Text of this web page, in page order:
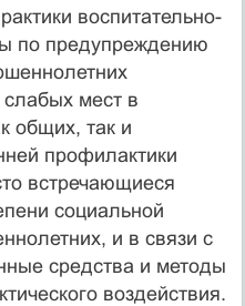
воспитательно-
по предупреждению
слабых мест в
общих, так и
профилактики
встречающиеся
социальной
и в связи с
средства и методы
воздействия.